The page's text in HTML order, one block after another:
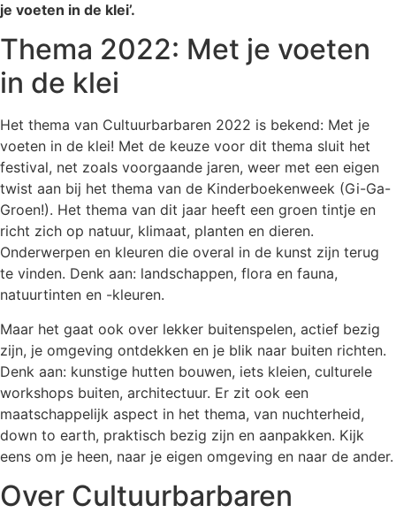
je voeten in de klei’.
Thema 2022: Met je voeten
in de klei
Het thema van Cultuurbarbaren 2022 is bekend: Met je
voeten in de klei! Met de keuze voor dit thema sluit het
festival, net zoals voorgaande jaren, weer met een eigen
twist aan bij het thema van de Kinderboekenweek (Gi-Ga-
Groen!). Het thema van dit jaar heeft een groen tintje en
richt zich op natuur, klimaat, planten en dieren.
Onderwerpen en kleuren die overal in de kunst zijn terug
te vinden. Denk aan: landschappen, flora en fauna,
natuurtinten en -kleuren.
Maar het gaat ook over lekker buitenspelen, actief bezig
zijn, je omgeving ontdekken en je blik naar buiten richten.
Denk aan: kunstige hutten bouwen, iets kleien, culturele
workshops buiten, architectuur. Er zit ook een
maatschappelijk aspect in het thema, van nuchterheid,
down to earth, praktisch bezig zijn en aanpakken. Kijk
eens om je heen, naar je eigen omgeving en naar de ander.
Over Cultuurbarbaren